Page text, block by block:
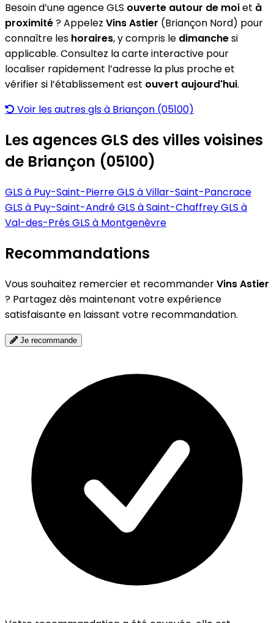
Besoin d’une agence GLS ouverte autour de moiet à
proximité? Appelez Vins Astier (Briançon Nord) pour
connaître les horaires, y compris le dimanchesi
applicable. Consultez la carte interactive pour
localiser rapidement l’adresse la plus proche et
vérifier si l’établissement est ouvert aujourd'hui.
Voir les autres gls à Briançon (05100)
Les agences GLS des villes voisines
de Briançon (05100)
GLS à Puy-Saint-PierreGLS à Villar-Saint-Pancrace
GLS à Puy-Saint-AndréGLS à Saint-ChaffreyGLS à
Val-des-PrésGLS à Montgenèvre
Recommandations
Vous souhaitez remercier et recommanderVins Astier
? Partagez dès maintenant votre expérience
satisfaisante en laissant votre recommandation.
Je recommande